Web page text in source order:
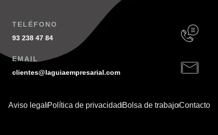
TELÉFONO
93 238 47 84
EMAIL
clientes@laguiaempresarial.com
Aviso legal Política de privacidadBolsa de trabajoContacto